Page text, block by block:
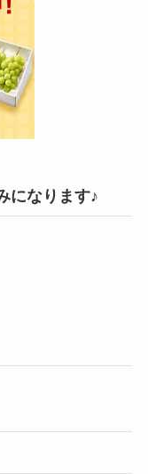
になります♪